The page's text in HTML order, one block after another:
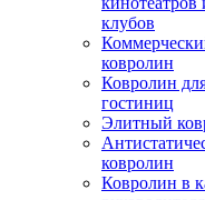
клубов
ковролин
Ковролин
гостиниц
Элитный
ковролин
Ковролин в